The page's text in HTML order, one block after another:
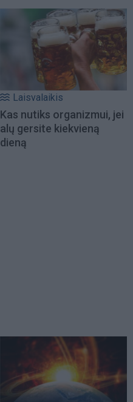
Laisvalaikis
Kas nutiks organizmui, jei
alų gersite kiekvieną
dieną